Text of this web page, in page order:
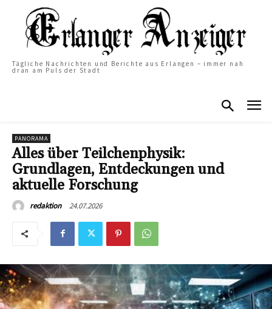
Tägliche Nachrichten und Berichte aus Erlangen – immer nah
dran am Puls der Stadt
PANORAMA
Alles über Teilchenphysik:
Grundlagen, Entdeckungen und
aktuelle Forschung
redaktion 24.07.2026